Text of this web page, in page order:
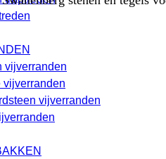
vijverranden
vijverranden
vijverranden